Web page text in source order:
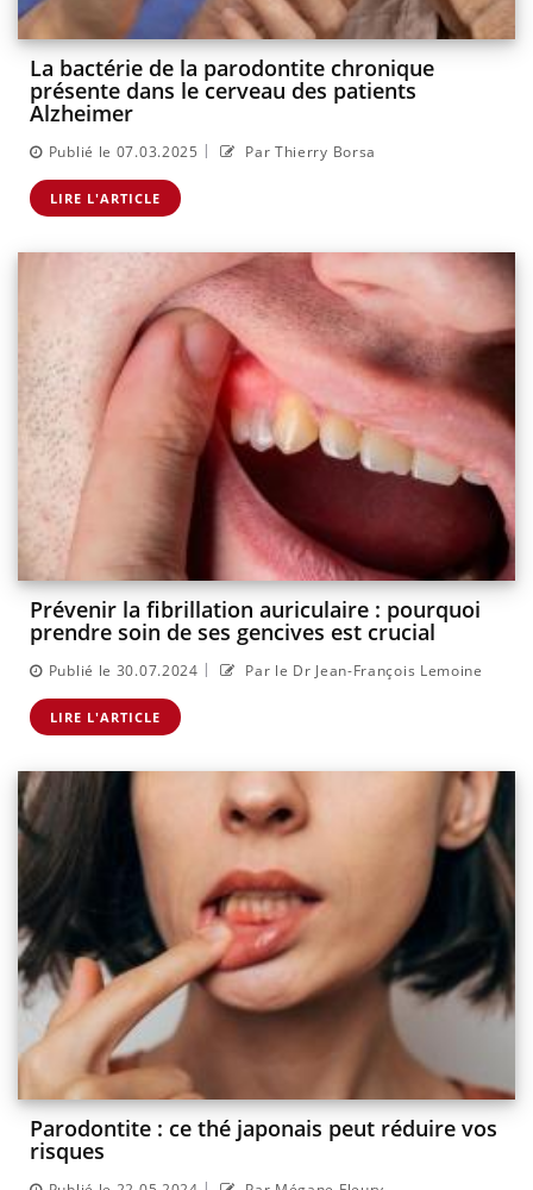
La bactérie de la parodontite chronique
présente dans le cerveau des patients
Alzheimer
Publié le 07.03.2025 | Par Thierry Borsa
LIRE L'ARTICLE
Prévenir la fibrillation auriculaire : pourquoi
prendre soin de ses gencives est crucial
Publié le 30.07.2024 | Par le Dr Jean-François Lemoine
LIRE L'ARTICLE
Parodontite : ce thé japonais peut réduire vos
risques